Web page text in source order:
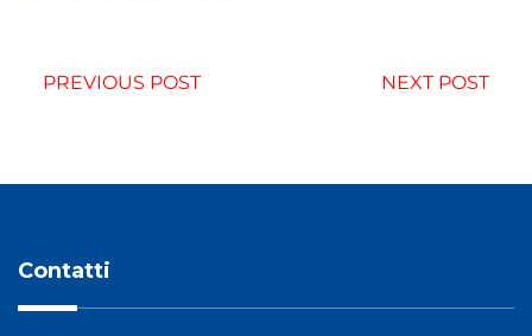
PREVIOUS POST NEXT POST
Contatti